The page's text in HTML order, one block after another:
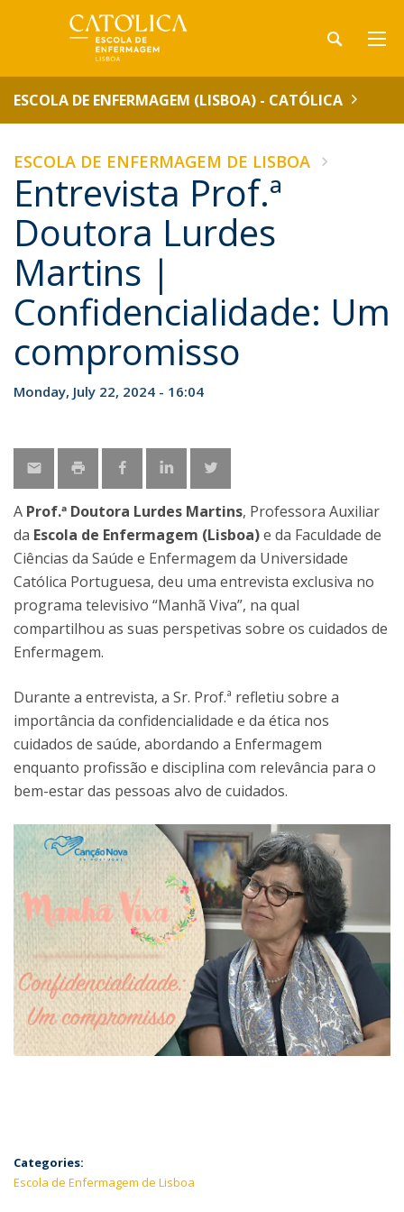
ESCOLA DE ENFERMAGEM (LISBOA) - CATÓLICA
ESCOLA DE ENFERMAGEM DE LISBOA
Entrevista Prof.ª
Doutora Lurdes
Martins |
Confidencialidade: Um
compromisso
Monday, July 22, 2024 - 16:04
A Prof.ª Doutora Lurdes Martins, Professora Auxiliar
da Escola de Enfermagem (Lisboa)e da Faculdade de
Ciências da Saúde e Enfermagem da Universidade
Católica Portuguesa, deu uma entrevista exclusiva no
programa televisivo “Manhã Viva”, na qual
compartilhou as suas perspetivas sobre os cuidados de
Enfermagem.
Durante a entrevista, a Sr. Prof.ª refletiu sobre a
importância da confidencialidade e da ética nos
cuidados de saúde, abordando a Enfermagem
enquanto profissão e disciplina com relevância para o
bem-estar das pessoas alvo de cuidados.
Categories:
Escola de Enfermagem de Lisboa